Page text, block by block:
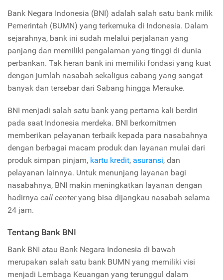
Bank Negara Indonesia (BNI) adalah salah satu bank milik
Pemerintah (BUMN) yang terkemuka di Indonesia. Dalam
sejarahnya, bank ini sudah melalui perjalanan yang
panjang dan memiliki pengalaman yang tinggi di dunia
perbankan. Tak heran bank ini memiliki fondasi yang kuat
dengan jumlah nasabah sekaligus cabang yang sangat
banyak dan tersebar dari Sabang hingga Merauke.
BNI menjadi salah satu bank yang pertama kali berdiri
pada saat Indonesia merdeka. BNI berkomitmen
memberikan pelayanan terbaik kepada para nasabahnya
dengan berbagai macam produk dan layanan mulai dari
produk simpan pinjam, kartu kredit, asuransi, dan
pelayanan lainnya. Untuk menunjang layanan bagi
nasabahnya, BNI makin meningkatkan layanan dengan
hadirnya call centeryang bisa dijangkau nasabah selama
24 jam.
Tentang Bank BNI
Bank BNI atau Bank Negara Indonesia di bawah
merupakan salah satu bank BUMN yang memiliki visi
menjadi Lembaga Keuangan yang terunggul dalam